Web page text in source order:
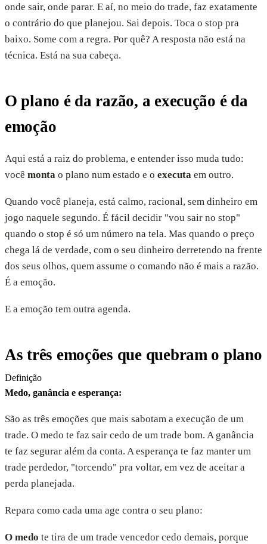
onde sair, onde parar. E aí, no meio do trade, faz exatamente
o contrário do que planejou. Sai depois. Toca o stop pra
baixo. Some com a regra. Por quê? A resposta não está na
técnica. Está na sua cabeça.
O plano é da razão, a execução é da
emoção
Aqui está a raiz do problema, e entender isso muda tudo:
você monta o plano num estado e o executa em outro.
Quando você planeja, está calmo, racional, sem dinheiro em
jogo naquele segundo. É fácil decidir "vou sair no stop"
quando o stop é só um número na tela. Mas quando o preço
chega lá de verdade, com o seu dinheiro derretendo na frente
dos seus olhos, quem assume o comando não é mais a razão.
É a emoção.
E a emoção tem outra agenda.
As três emoções que quebram o plano
Definição
Medo, ganância e esperança:
São as três emoções que mais sabotam a execução de um
trade. O medo te faz sair cedo de um trade bom. A ganância
te faz segurar além da conta. A esperança te faz manter um
trade perdedor, "torcendo" pra voltar, em vez de aceitar a
perda planejada.
Repara como cada uma age contra o seu plano:
O medo te tira de um trade vencedor cedo demais, porque